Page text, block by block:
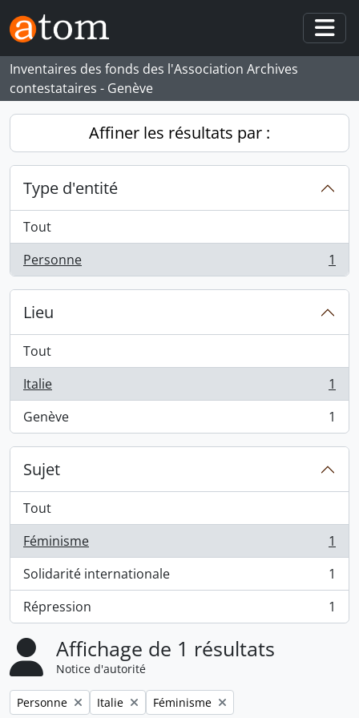
Skip to main content
Inventaires des fonds des l'Association Archives
contestataires - Genève
Affiner les résultats par :
Type d'entité
Tout
Personne
, 1 résultats 1
Lieu
Tout
Italie
, 1 résultats
1
Genève
, 1 résultats 1
Sujet
Tout
Féminisme
, 1 résultats
1
Solidarité internationale
, 1 résultats
1
Répression
, 1 résultats 1
Affichage de 1 résultats
Notice d'autorité
Remove filter:
Personne Remove filter:
Italie Remove filter:
Féminisme